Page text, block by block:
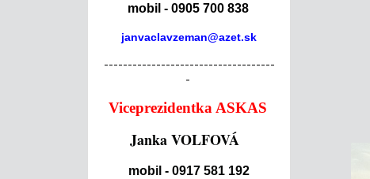
mobil - 0905 700 838
janvaclavzeman@azet.sk
------------------------------------
-
Viceprezidentka ASKAS
Janka VOLFOVÁ
mobil - 0917 581 192